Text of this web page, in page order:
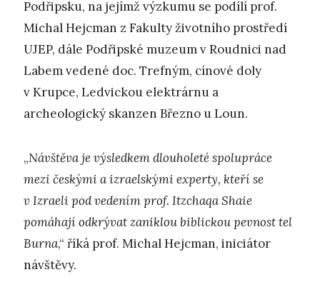
Podřipsku, na jejímž výzkumu se podílí prof.
Michal Hejcman z Fakulty životního prostředí
UJEP, dále Podřipské muzeum v Roudnici nad
Labem vedené doc. Trefným, cínové doly
v Krupce, Ledvickou elektrárnu a
archeologický skanzen Březno u Loun.
„Návštěva je výsledkem dlouholeté spolupráce
mezi českými a izraelskými experty, kteří se
v Izraeli pod vedením prof. Itzchaqa Shaie
pomáhají odkrývat zaniklou biblickou pevnost tel
Burna,“ říká prof. Michal Hejcman, iniciátor
návštěvy.